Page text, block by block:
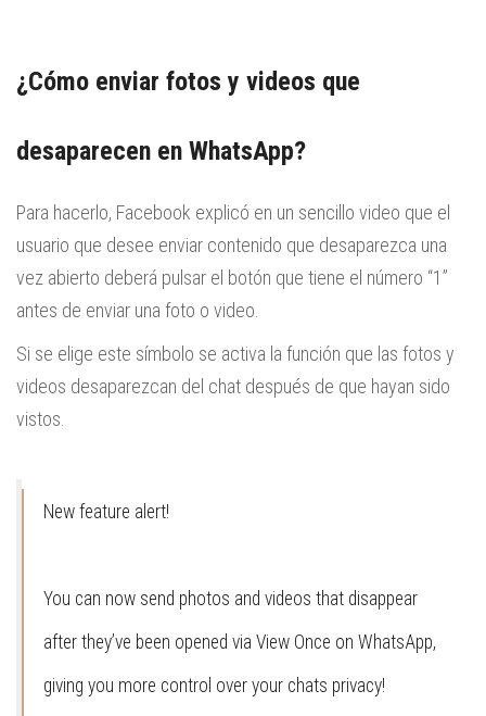
¿Cómo enviar fotos y videos que
desaparecen en WhatsApp?
Para hacerlo, Facebook explicó en un sencillo video que el
usuario que desee enviar contenido que desaparezca una
vez abierto deberá pulsar el botón que tiene el número “1”
antes de enviar una foto o video.
Si se elige este símbolo se activa la función que las fotos y
videos desaparezcan del chat después de que hayan sido
vistos.
New feature alert!
You can now send photos and videos that disappear
after they’ve been opened via View Once on WhatsApp,
giving you more control over your chats privacy!